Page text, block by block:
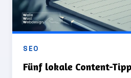
SEO
Fünf lokale Content-